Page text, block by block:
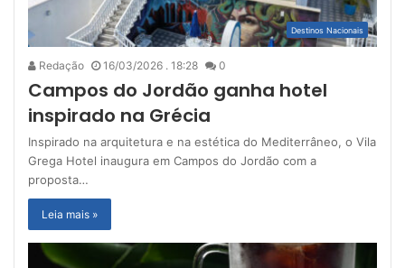
Destinos Nacionais
Redação 16/03/2026 . 18:28 0
Campos do Jordão ganha hotel
inspirado na Grécia
Inspirado na arquitetura e na estética do Mediterrâneo, o Vila
Grega Hotel inaugura em Campos do Jordão com a
proposta…
Leia mais »